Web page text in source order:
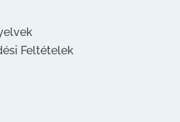
Feltételek